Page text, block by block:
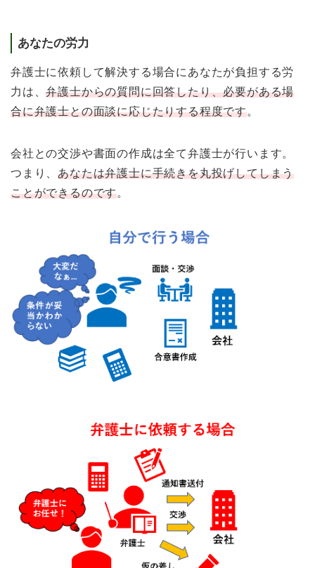
あなたの労力
弁護士に依頼して解決する場合にあなたが負担する労
力は、弁護士からの質問に回答したり、必要がある場
合に弁護士との面談に応じたりする程度です。
会社との交渉や書面の作成は全て弁護士が行います。
つまり、あなたは弁護士に手続きを丸投げしてしまう
ことができるのです。